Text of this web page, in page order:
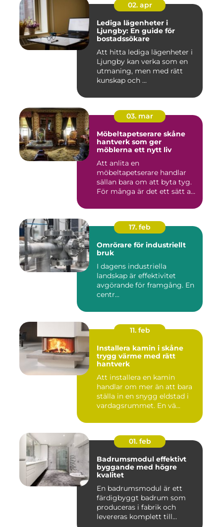
02. apr
Lediga lägenheter i
Ljungby: En guide för
bostadssökare
Att hitta lediga lägenheter i
Ljungby kan verka som en
utmaning, men med rätt
kunskap och ...
03. mar
Möbeltapetserare skåne
hantverk som ger
möblerna ett nytt liv
Att anlita en
möbeltapetserare handlar
sällan bara om att byta tyg.
För många är det ett sätt att
17. feb
Omrörare för industriellt
bruk
I dagens industriella
landskap är effektivitet
avgörande för framgång. En
centr...
11. feb
Installera kamin i skåne
trygg värme med rätt
hantverk
Att installera en kamin
handlar om mer än att bara
ställa in en snygg eldstad i
vardagsrummet. En vä...
01. feb
Badrumsmodul effektivt
byggande med högre
kvalitet
En badrumsmodul är ett
färdigbyggt badrum som
produceras i fabrik och
levereras komplett till